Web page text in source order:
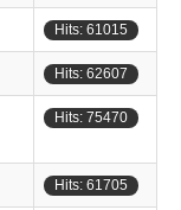
Hits: 61015
Hits: 62607
Hits: 75470
Hits: 61705